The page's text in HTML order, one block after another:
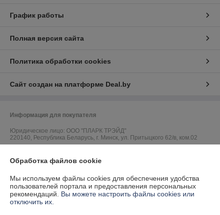
График работы
Полная версия сайта
Политика обработки cookies
Сайт создан на платформе Deal.by
Информация для покупателя
Юридическое лицо: ООО "ПЛАРК ТРЭЙД"
220140, Республика Беларусь, г. Минск, ул. Притыцкого 62/в, ком.02
Регистрационный орган: Администрация Фрунзенского района г.
Минска
Обработка файлов cookie
Мы используем файлы cookies для обеспечения удобства
пользователей портала и предоставления персональных
рекомендаций. Вы можете настроить файлы cookies или
отключить их.